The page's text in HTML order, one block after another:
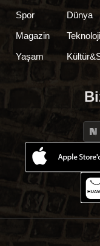
Spor
Magazin
Yaşam
Dünya
Teknoloji